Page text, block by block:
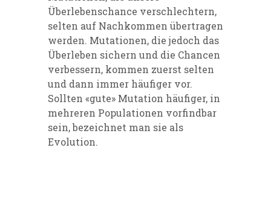
Überlebenschance verschlechtern,
selten auf Nachkommen übertragen
werden. Mutationen, die jedoch das
Überleben sichern und die Chancen
verbessern, kommen zuerst selten
und dann immer häufiger vor.
Sollten «gute» Mutation häufiger, in
mehreren Populationen vorfindbar
sein, bezeichnet man sie als
Evolution.